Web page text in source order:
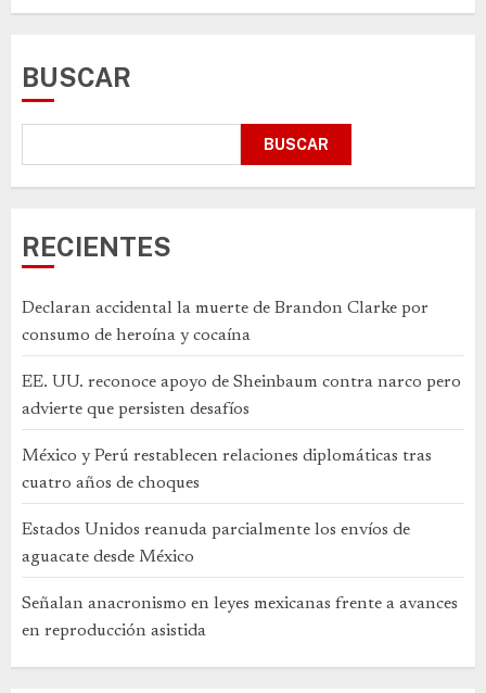
BUSCAR
BUSCAR
RECIENTES
Declaran accidental la muerte de Brandon Clarke por
consumo de heroína y cocaína
EE. UU. reconoce apoyo de Sheinbaum contra narco pero
advierte que persisten desafíos
México y Perú restablecen relaciones diplomáticas tras
cuatro años de choques
Estados Unidos reanuda parcialmente los envíos de
aguacate desde México
Señalan anacronismo en leyes mexicanas frente a avances
en reproducción asistida